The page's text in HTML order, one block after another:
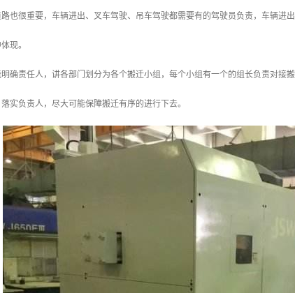
也很重要，车辆进出、叉车驾驶、吊车驾驶都需要有的驾驶员负责，车辆进
现。
确责任人，讲各部门划分为各个搬迁小组，每个小组有一个的组长负责对接
实负责人，尽大可能保障搬迁有序的进行下去。